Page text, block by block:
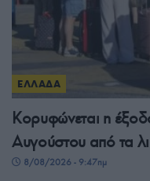
ΕΛΛΑΔΑ
Κορυφώνεται η
Αυγούστου από τα
8/08/2026 - 9:47πμ